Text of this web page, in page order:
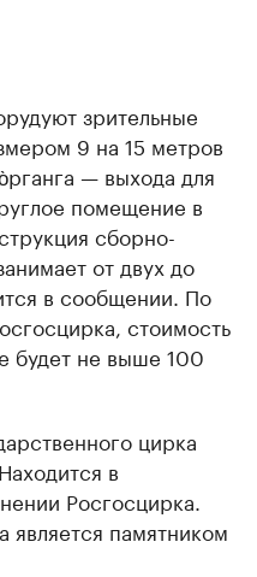
зрительные
9 на 15 метров
— выхода для
помещение в
сборно-
от двух до
в сообщении. По
стоимость
будет не выше 100
цирка
в
Росгосцирка.
является памятником